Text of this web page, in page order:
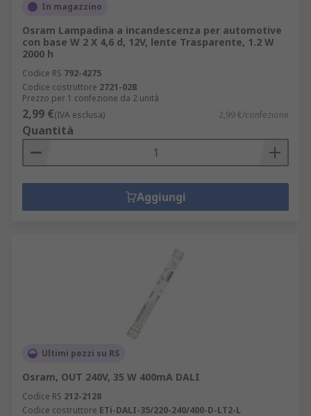
In magazzino
Osram Lampadina a incandescenza per automotive
con base W 2 X 4,6 d, 12V, lente Trasparente, 1.2 W
2000 h
Codice RS 792-4275
Codice costruttore 2721-02B
Prezzo per 1 confezione da 2 unità
2,99 €(IVA esclusa) 2,99 €/confezione
Quantità
Aggiungi
Ultimi pezzi su RS
Osram, OUT 240V, 35 W 400mA DALI
Codice RS 212-2128
Codice costruttore ETi-DALI-35/220-240/400-D-LT2-L